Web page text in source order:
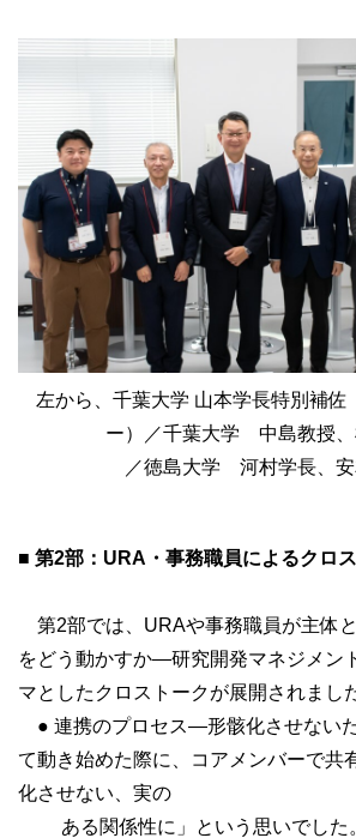
左から、千葉大学 山本学長特別補佐
ー）／千葉大学 中島教授
／徳島大学 河村学長、
■ 第2部：URA・事務職員によるクロ
第2部では、URAや事務職員が主体
をどう動かすか―研究開発マネジメン
マとしたクロストークが展開されまし
● 連携のプロセス―形骸化させない
て動き始めた際に、コアメンバーで共
化させない、実の
ある関係性に」という思いでした